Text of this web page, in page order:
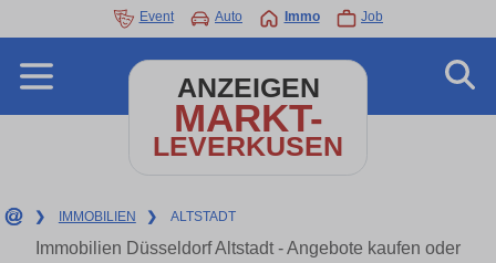
Event Auto Immo Job
ANZEIGEN
MARKT-
LEVERKUSEN
❯ IMMOBILIEN ❯ ALTSTADT
Immobilien Düsseldorf Altstadt - Angebote kaufen oder